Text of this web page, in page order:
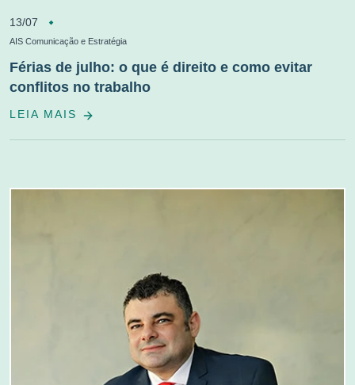
13/07
AIS Comunicação e Estratégia
Férias de julho: o que é direito e como evitar
conflitos no trabalho
LEIA MAIS